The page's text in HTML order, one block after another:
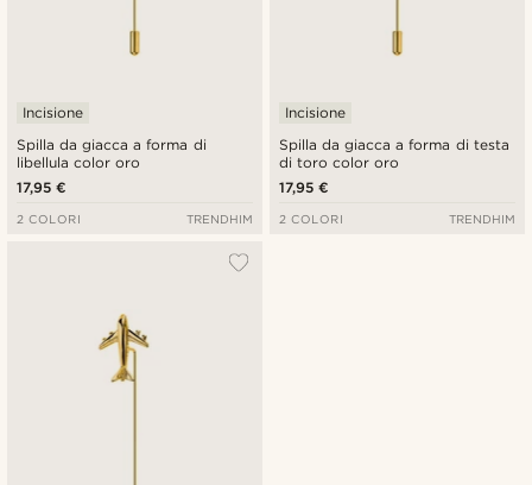
Spilla da giacca a forma di
libellula color oro
Incisione
17,95 €
2 COLORI TRENDHIM
Spilla da giacca a forma di testa
di toro color oro
Incisione
17,95 €
2 COLORI TRENDHIM